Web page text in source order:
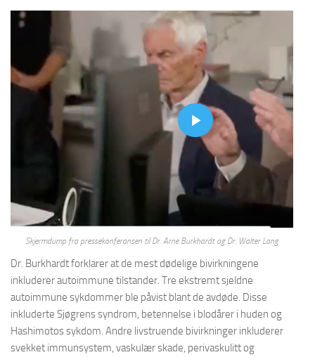
Skjermdump fra pressekonferansen til Dr. Arne Burkhardt og Dr. Walter Lang
Dr. Burkhardt forklarer at de mest dødelige bivirkningene
inkluderer autoimmune tilstander. Tre ekstremt sjeldne
autoimmune sykdommer ble påvist blant de avdøde. Disse
inkluderte Sjøgrens syndrom, betennelse i blodårer i huden og
Hashimotos sykdom. Andre livstruende bivirkninger inkluderer
svekket immunsystem, vaskulær skade, perivaskulitt og